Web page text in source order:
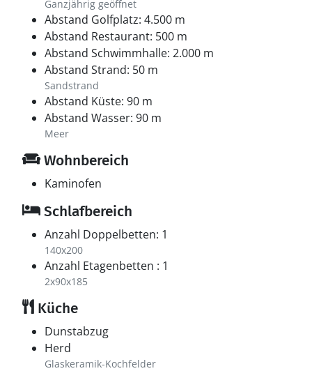
Ganzjährig geöffnet
Abstand Golfplatz: 4.500 m
Abstand Restaurant: 500 m
Abstand Schwimmhalle: 2.000 m
Abstand Strand: 50 m
Sandstrand
Abstand Küste: 90 m
Abstand Wasser: 90 m
Meer
Wohnbereich
Kaminofen
Schlafbereich
Anzahl Doppelbetten: 1
140x200
Anzahl Etagenbetten : 1
2x90x185
Küche
Dunstabzug
Herd
Glaskeramik-Kochfelder